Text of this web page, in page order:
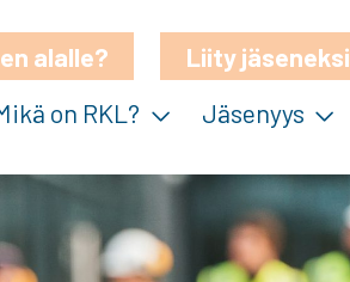
alalle?
Liity jäseneksi
on RKL?
Jäsenyys